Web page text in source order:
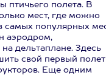
птичьего полета. В
мест, где можно
самых популярных
аэродром,
дельтаплане. Здесь
свой первый полет
Еще одним